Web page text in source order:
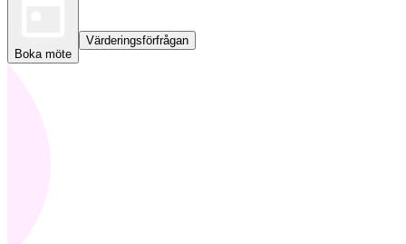
Boka möte
Värderingsförfrågan